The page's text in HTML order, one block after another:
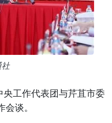
工作代表团与芹苴市委
谈。